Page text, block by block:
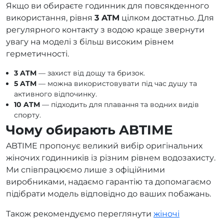
Якщо ви обираєте годинник для повсякденного
використання, рівня 3 ATM цілком достатньо. Для
регулярного контакту з водою краще звернути
увагу на моделі з більш високим рівнем
герметичності.
3 ATM — захист від дощу та бризок.
5 ATM — можна використовувати під час душу та
активного відпочинку.
10 ATM — підходить для плавання та водних видів
спорту.
Чому обирають ABTIME
ABTIME пропонує великий вибір оригінальних
жіночих годинників із різним рівнем водозахисту.
Ми співпрацюємо лише з офіційними
виробниками, надаємо гарантію та допомагаємо
підібрати модель відповідно до ваших побажань.
Також рекомендуємо переглянути жіночі